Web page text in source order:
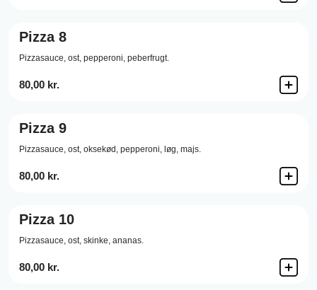
Pizza 8
Pizzasauce, ost, pepperoni, peberfrugt.
80,00 kr.
Pizza 9
Pizzasauce, ost, oksekød, pepperoni, løg, majs.
80,00 kr.
Pizza 10
Pizzasauce, ost, skinke, ananas.
80,00 kr.